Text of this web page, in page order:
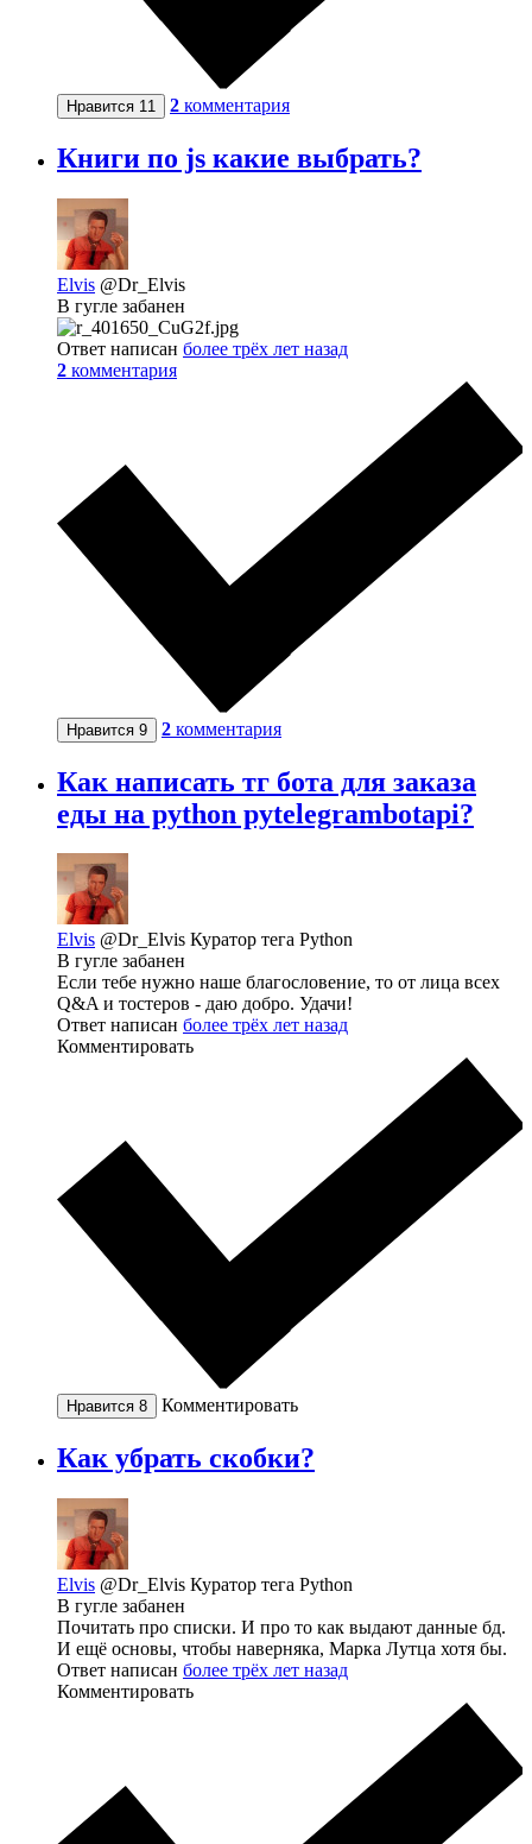
Нравится 11 2 комментария
Книги по js какие выбрать?
Elvis @Dr_Elvis
В гугле забанен
Ответ написан более трёх лет назад
2 комментария
Нравится 9 2 комментария
Как написать тг бота для заказа
еды на python pytelegrambotapi?
Elvis @Dr_Elvis Куратор тега Python
В гугле забанен
Если тебе нужно наше благословение, то от лица всех
Q&A и тостеров - даю добро. Удачи!
Ответ написан более трёх лет назад
Комментировать
Нравится 8 Комментировать
Как убрать скобки?
Elvis @Dr_Elvis Куратор тега Python
В гугле забанен
Почитать про списки. И про то как выдают данные бд.
И ещё основы, чтобы наверняка, Марка Лутца хотя бы.
Ответ написан более трёх лет назад
Комментировать